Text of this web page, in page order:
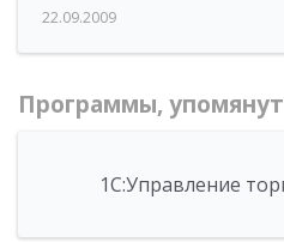
22.09.2009
Программы,
1С:Управление